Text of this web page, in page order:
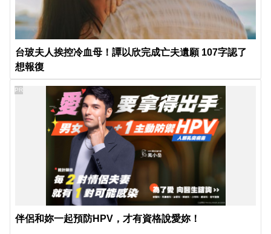
台玻夫人挨控冷血母！譚以欣完成亡夫遺願 107字認了
想報復
伴侶和妳一起預防HPV，才有資格說愛妳！
PR